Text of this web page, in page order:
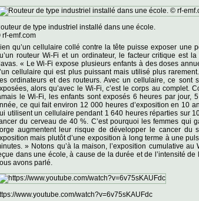
de type industriel installé dans une école.
rf-emf.com
qu’un cellulaire collé contre la tête puisse exposer une
routeur Wi-Fi et un ordinateur, le facteur critique est
« Le Wi-Fi expose plusieurs enfants à des doses
cellulaire qui est plus puissant mais utilisé plus
ordinateurs et des routeurs. Avec un cellulaire, ce sont
alors qu’avec le Wi-Fi, c’est le corps au complet.
le Wi-Fi, les enfants sont exposés 6 heures par jour,
ce qui fait environ 12 000 heures d’exposition en 10
utilisent un cellulaire pendant 1 640 heures réparties sur
du cerveau de 40 %. C’est pourquoi les femmes qui
augmentent leur risque de développer le cancer du
mais plutôt d’une exposition à long terme à une
» Notons qu’à la maison, l’exposition cumulative
dans une école, à cause de la durée et de l’intensité de
avons parlé.
www.youtube.com/watch?v=6v75sKAUFdc